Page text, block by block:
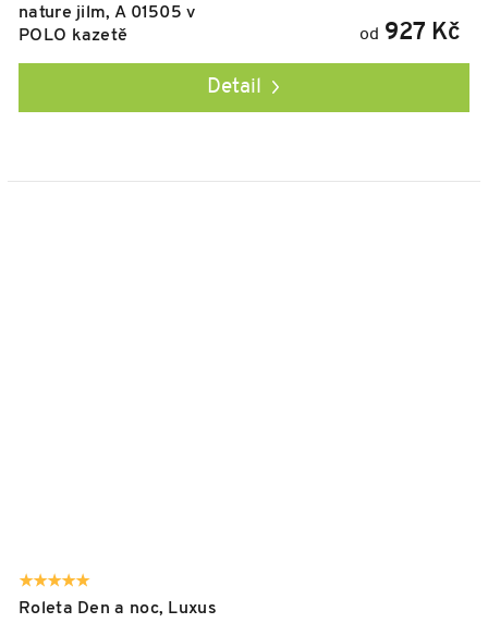
nature jilm, A 01505 v
POLO kazetě
od 927 Kč
Detail
Roleta Den a noc, Luxus